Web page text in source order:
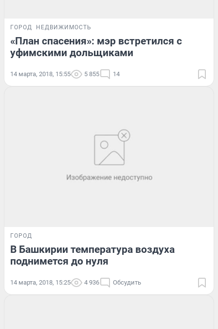
ГОРОД НЕДВИЖИМОСТЬ
«План спасения»: мэр встретился с
уфимскими дольщиками
14 марта, 2018, 15:55 5 855 14
ГОРОД
В Башкирии температура воздуха
поднимется до нуля
14 марта, 2018, 15:25 4 936 Обсудить